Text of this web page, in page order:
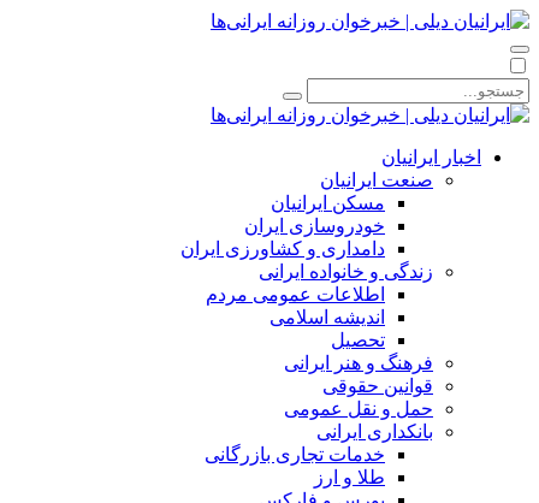
اخبار ایرانیان
صنعت ایرانیان
مسکن ایرانیان
خودروسازی ایران
دامداری و کشاورزی ایران
زندگی و خانواده ایرانی
اطلاعات عمومی مردم
اندیشه اسلامی
تحصیل
فرهنگ و هنر ایرانی
قوانین حقوقی
حمل و نقل عمومی
بانکداری ایرانی
خدمات تجاری بازرگانی
طلا و ارز